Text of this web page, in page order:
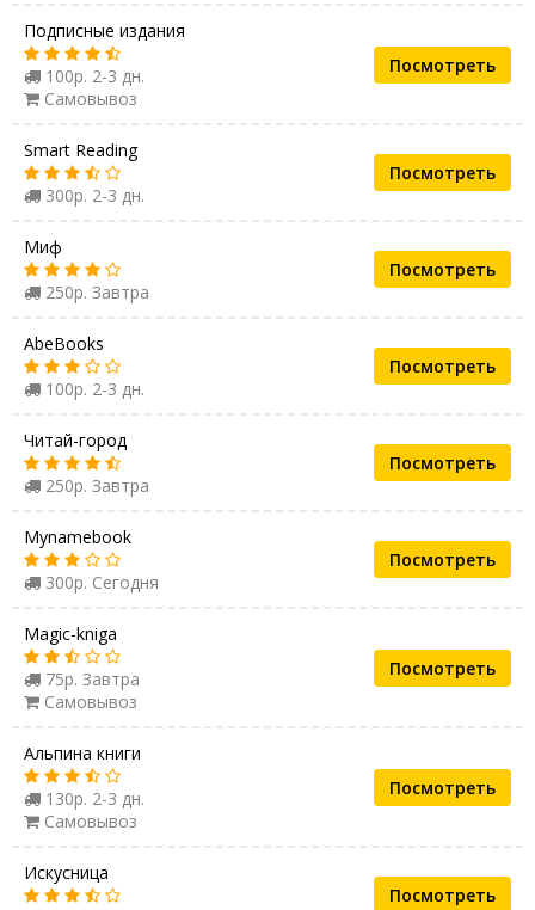
Подписные издания
100р. 2-3 дн.
Самовывоз
Посмотреть
Smart Reading
300р. 2-3 дн.
Посмотреть
Миф
250р. Завтра
Посмотреть
AbeBooks
100р. 2-3 дн.
Посмотреть
Читай-город
250р. Завтра
Посмотреть
Mynamebook
300р. Сегодня
Посмотреть
Magic-kniga
75р. Завтра
Самовывоз
Посмотреть
Альпина книги
130р. 2-3 дн.
Самовывоз
Посмотреть
Искусница
Посмотреть